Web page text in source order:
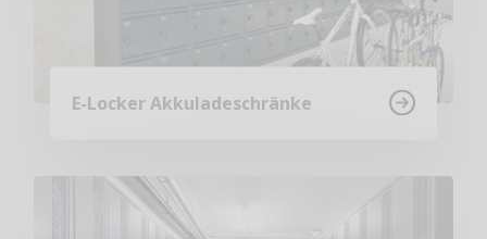
E-Locker Akkuladeschränke